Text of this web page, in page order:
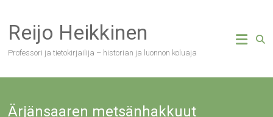
content
Reijo Heikkinen
Professori ja tietokirjailija – historian ja luonnon koluaja
Ärjänsaaren metsänhakkuut